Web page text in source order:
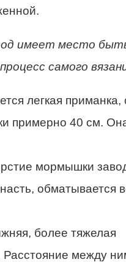
имеет место
самого
легкая приманка,
примерно 40 см.
мормышки
обматывается
более тяжелая
между